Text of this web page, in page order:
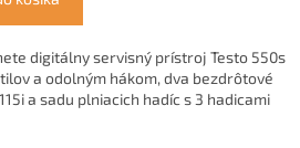
digitálny servisný prístroj Testo 550s
a odolným hákom, dva bezdrôtové
a sadu plniacich hadíc s 3 hadicami